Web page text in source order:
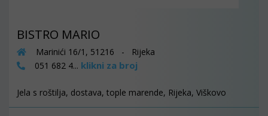
BISTRO MARIO
Marinići 16/1, 51216 - Rijeka
051 682 4... klikni za broj
Jela s roštilja, dostava, tople marende, Rijeka, Viškovo